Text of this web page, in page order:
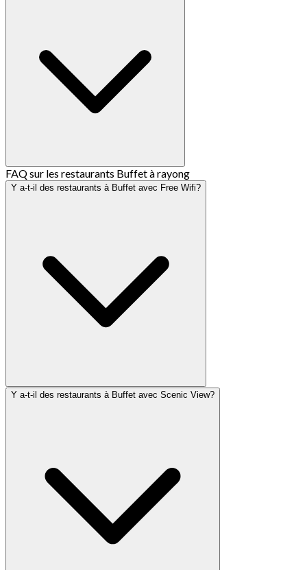
FAQ sur les restaurants Buffet à rayong
Y a-t-il des restaurants à Buffet avec Free Wifi?
Y a-t-il des restaurants à Buffet avec Scenic View?